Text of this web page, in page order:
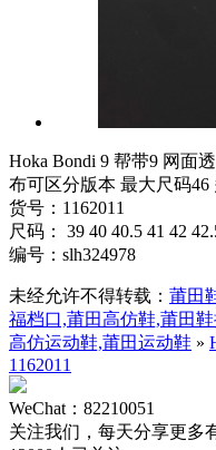
Hoka Bondi 9 帮带9 网面
布可区分版本 最大尺码
货号：1162011
尺码： 39 40 40.5 41 42
编号：slh324978
未经允许不得转载： 莆田
福档口,莆田高仿鞋,莆田
高仿运动鞋,莆田运动鞋 »
1162011
WeChat：82210051
关注我们，每天分享更多